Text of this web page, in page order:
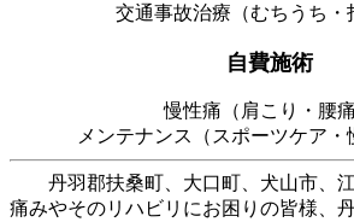
交通事故治療（むちうち・
自費施術
慢性痛（肩こり・腰痛
メンテナンス（スポーツケア・
丹羽郡扶桑町、大口町、犬山市、
痛みやそのリハビリにお困りの皆様、